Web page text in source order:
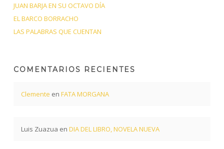
JUAN BARJA EN SU OCTAVO DÍA
EL BARCO BORRACHO
LAS PALABRAS QUE CUENTAN
COMENTARIOS RECIENTES
Clemente en FATA MORGANA
Luis Zuazua en DIA DEL LIBRO, NOVELA NUEVA